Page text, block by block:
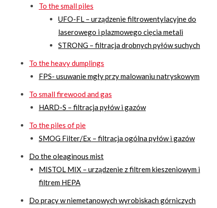
To the small piles
UFO-FL – urządzenie filtrowentylacyjne do
laserowego i plazmowego cięcia metali
STRONG – filtracja drobnych pyłów suchych
To the heavy dumplings
FPS- usuwanie mgły przy malowaniu natryskowym
To small firewood and gas
HARD-S – filtracja pyłów i gazów
To the piles of pie
SMOG Filter/Ex – filtracja ogólna pyłów i gazów
Do the oleaginous mist
MISTOL MIX – urządzenie z filtrem kieszeniowym i
filtrem HEPA
Do pracy w niemetanowych wyrobiskach górniczych